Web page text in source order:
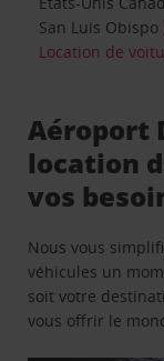
San Luis Obispo
Location de
Aéroport
location
vos
Nous vous
véhicules un
soit votre
vous offrir le